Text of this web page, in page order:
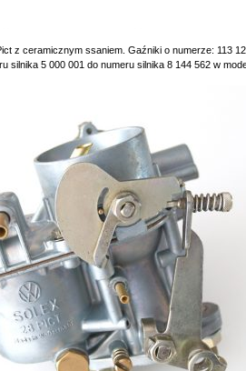
z ceramicznym ssaniem. Gaźniki o numerze: 113
5 000 001 do numeru silnika 8 144 562 w